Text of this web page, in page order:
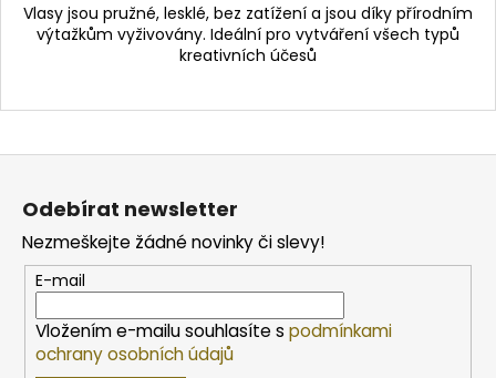
Vlasy jsou pružné, lesklé, bez zatížení a jsou díky přírodním
výtažkům vyživovány. Ideální pro vytváření všech typů
kreativních účesů
Z
Odebírat newsletter
Nezmeškejte žádné novinky či slevy!
E-mail
Vložením e-mailu souhlasíte s podmínkami
ochrany osobních údajů